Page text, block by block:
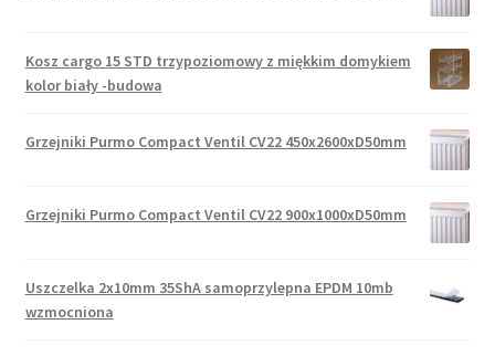
Kosz cargo 15 STD trzypoziomowy z miękkim domykiem
kolor biały -budowa
Grzejniki Purmo Compact Ventil CV22 450x2600xD50mm
Grzejniki Purmo Compact Ventil CV22 900x1000xD50mm
Uszczelka 2x10mm 35ShA samoprzylepna EPDM 10mb
wzmocniona